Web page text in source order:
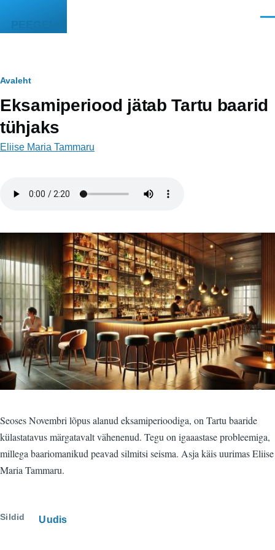
PEEGEL
Leivapuru
Avaleht
Eksamiperiood jätab Tartu baarid
tühjaks
Eliise Maria Tammaru
Seoses Novembri lõpus alanud eksamiperioodiga, on Tartu baaride
külastatavus märgatavalt vähenenud. Tegu on igaaastase probleemiga,
millega baariomanikud peavad silmitsi seisma. Asja käis uurimas Eliise
Maria Tammaru.
Sildid Uudis